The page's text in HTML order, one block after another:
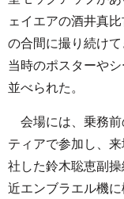
ェイエアの酒井真
の合間に撮り続け
当時のポスターや
並べられた。
会場には、乗務前
ティアで参加し、
社した鈴木聡恵副
近エンブラエル機に